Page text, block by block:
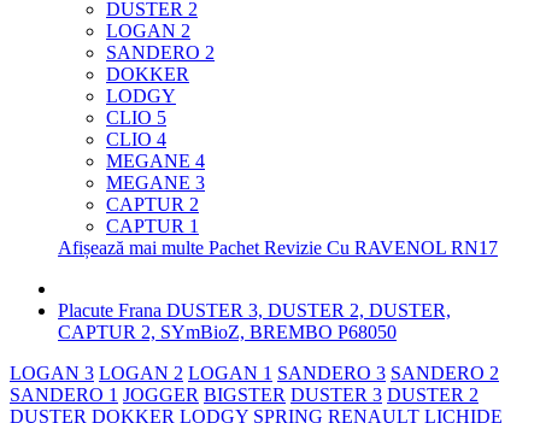
DUSTER 2
LOGAN 2
SANDERO 2
DOKKER
LODGY
CLIO 5
CLIO 4
MEGANE 4
MEGANE 3
CAPTUR 2
CAPTUR 1
Afișează mai multe Pachet Revizie Cu RAVENOL RN17
Placute Frana DUSTER 3, DUSTER 2, DUSTER,
CAPTUR 2, SYmBioZ, BREMBO P68050
LOGAN 3 LOGAN 2 LOGAN 1 SANDERO 3 SANDERO 2
SANDERO 1 JOGGER BIGSTER DUSTER 3 DUSTER 2
DUSTER DOKKER LODGY SPRING RENAULT LICHIDE